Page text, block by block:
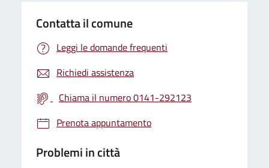
Contatta il comune
Leggi le domande frequenti
Richiedi assistenza
Chiama il numero 0141-292123
Prenota appuntamento
Problemi in città